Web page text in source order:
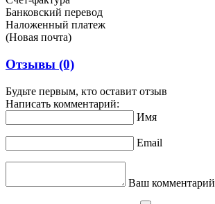
Банковский перевод
Наложенный платеж
(Новая почта)
Отзывы (0)
Будьте первым, кто оставит отзыв
Написать комментарий:
Имя
Email
Ваш комментарий